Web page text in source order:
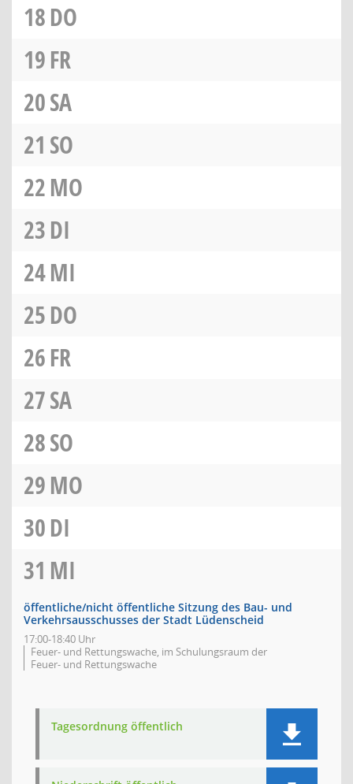
18DO
19FR
20SA
21 SO
22MO
23DI
24MI
25DO
26FR
27SA
28SO
29MO
30DI
31 MI
öffentliche/nicht öffentliche Sitzung des Bau- und
Verkehrsausschusses der Stadt Lüdenscheid
17:00-18:40 Uhr
Feuer- und Rettungswache, im Schulungsraum der
Feuer- und Rettungswache
Tagesordnung öffentlich